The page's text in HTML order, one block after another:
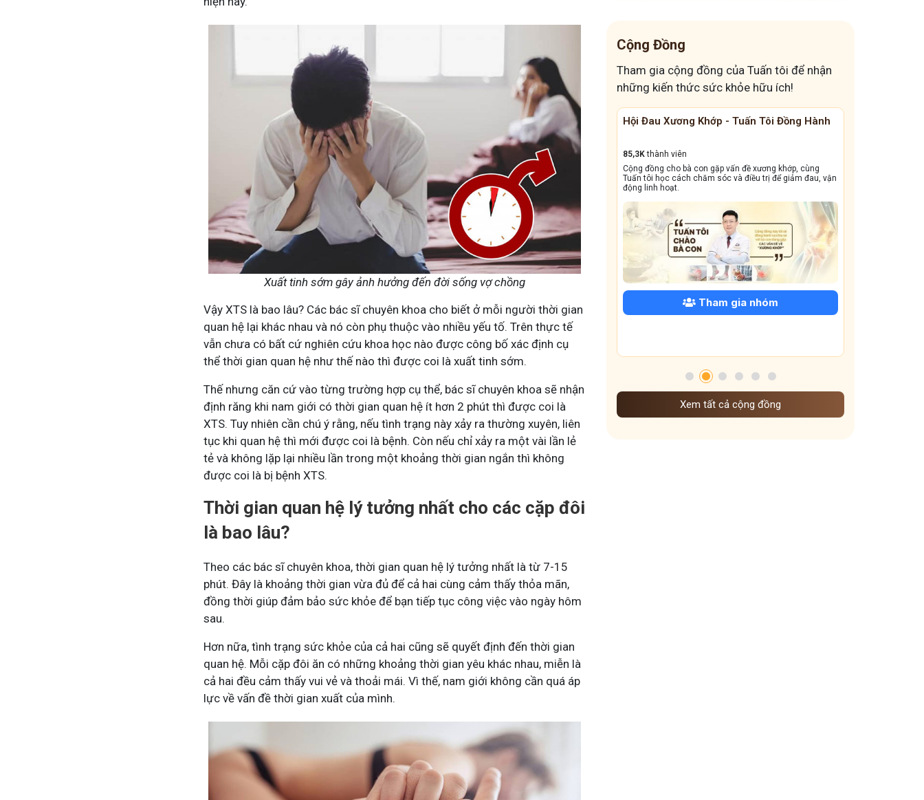
Xuất tinh sớm gây ảnh hưởng đến đời sống vợ chồng
Vậy XTS là bao lâu? Các bác sĩ chuyên khoa cho biết ở mỗi người thời gian
quan hệ lại khác nhau và nó còn phụ thuộc vào nhiều yếu tố. Trên thực tế
vẫn chưa có bất cứ nghiên cứu khoa học nào được công bố xác định cụ
thể thời gian quan hệ như thế nào thì được coi là xuất tinh sớm.
Thế nhưng căn cứ vào từng trường hợp cụ thể, bác sĩ chuyên khoa sẽ nhận
định răng khi nam giới có thời gian quan hệ ít hơn 2 phút thì được coi là
XTS. Tuy nhiên cần chú ý rằng, nếu tình trạng này xảy ra thường xuyên, liên
tục khi quan hệ thì mới được coi là bệnh. Còn nếu chỉ xảy ra một vài lần lẻ
tẻ và không lặp lại nhiều lần trong một khoảng thời gian ngắn thì không
được coi là bị bệnh XTS.
Thời gian quan hệ lý tưởng nhất cho các cặp đôi
là bao lâu?
Theo các bác sĩ chuyên khoa, thời gian quan hệ lý tưởng nhất là từ 7-15
phút. Đây là khoảng thời gian vừa đủ để cả hai cùng cảm thấy thỏa mãn,
đồng thời giúp đảm bảo sức khỏe để bạn tiếp tục công việc vào ngày hôm
sau.
Hơn nữa, tình trạng sức khỏe của cả hai cũng sẽ quyết định đến thời gian
quan hệ. Mỗi cặp đôi ăn có những khoảng thời gian yêu khác nhau, miễn là
cả hai đều cảm thấy vui vẻ và thoải mái. Vì thế, nam giới không cần quá áp
lực về vấn đề thời gian xuất của mình.
Cộng Đồng
Tham gia cộng đồng của Tuấn tôi để nhận
những kiến thức sức khỏe hữu ích!
Mề Đay Đỗ Minh - Đánh Bay Mẩn Ngứa
Mề đay, mẩn ngứa gây khó chịu và ảnh hưởng sinh hoạt.
Đây là nơi tôi chia sẻ cách giảm ngứa, làm dịu da và
Tham gia nhóm
Tuấn tôi - Y diệu thuốc nam
95,5kthành viên
Góc nhỏ tôi chia sẻ với bà con về chuyện thuốc Nam, về
tất tần tật kiến thức sức khỏe và cách chăm sóc bản
thân theo YHCT.
Tham gia nhóm
Hội Đau Xương Khớp - Tuấn Tôi Đồng Hành
85,3Kthành viên
Cộng đồng cho bà con gặp vấn đề xương khớp, cùng
Tuấn tôi học cách chăm sóc và điều trị để giảm đau, vận
động linh hoạt.
Tham gia nhóm
Xem tất cả cộng đồng